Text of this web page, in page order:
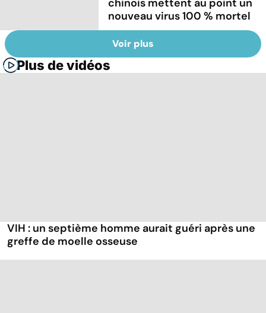
nouveau virus 100 % mortel
Voir plus
Plus de vidéos
VIH : un septième homme aurait guéri après une
greffe de moelle osseuse